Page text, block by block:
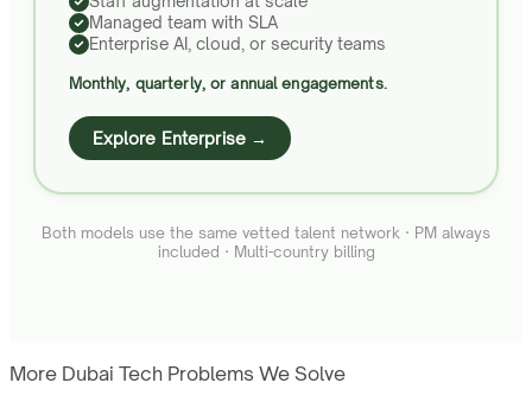
Managed team with SLA
Enterprise AI, cloud, or security teams
Monthly, quarterly, or annual engagements.
Explore Enterprise →
Both models use the same vetted talent network · PM always
included · Multi-country billing
More Dubai Tech Problems We Solve